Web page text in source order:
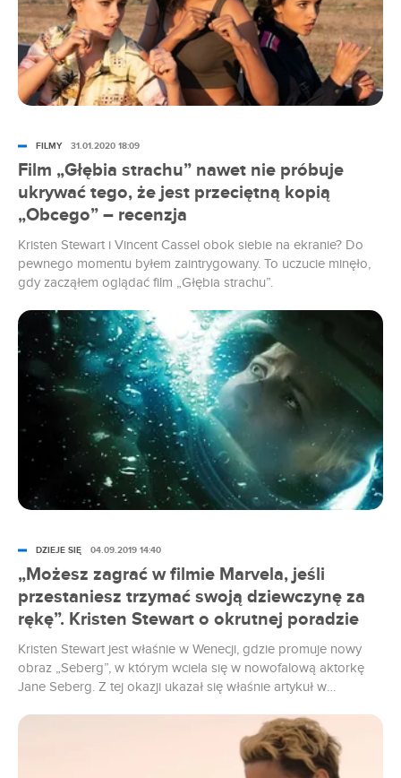
światowym box office. Planowana 3. część nigdy jednak nie
powstała.
Film „Głębia strachu” nawet nie próbuje
ukrywać tego, że jest przeciętną kopią
„Obcego” – recenzja
Kristen Stewart i Vincent Cassel obok siebie na ekranie? Do
pewnego momentu byłem zaintrygowany. To uczucie minęło,
gdy zacząłem oglądać film „Głębia strachu”.
FILMY 31.01.2020 18:09
„Możesz zagrać w filmie Marvela, jeśli
przestaniesz trzymać swoją dziewczynę za
rękę”. Kristen Stewart o okrutnej poradzie
Kristen Stewart jest właśnie w Wenecji, gdzie promuje nowy
obraz „Seberg”, w którym wciela się w nowofalową aktorkę
Jane Seberg. Z tej okazji ukazał się właśnie artykuł w
aktorka opowiada o dotychczasowym przebiegu swojej
kariery, planach na przyszłość, a także pewnej radzie, którą
DZIEJE SIĘ 04.09.2019 14:40